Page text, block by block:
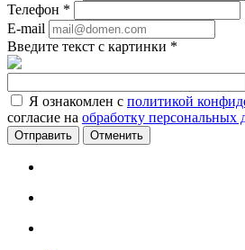
Телефон *
E-mail
Введите текст с картинки *
Я ознакомлен с политикой
согласие на обработку персональных
Отменить